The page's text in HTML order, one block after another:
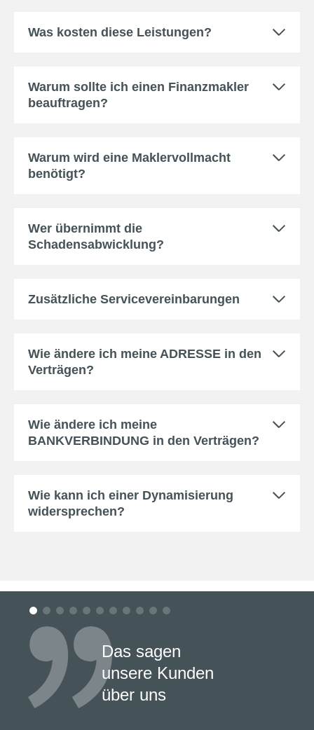
Was kosten diese Leistungen?
Warum sollte ich einen Finanzmakler
beauftragen?
Warum wird eine Maklervollmacht
benötigt?
Wer übernimmt die
Schadensabwicklung?
Zusätzliche Servicevereinbarungen
Wie ändere ich meine ADRESSE in den
Verträgen?
Wie ändere ich meine
BANKVERBINDUNG in den Verträgen?
Wie kann ich einer Dynamisierung
widersprechen?
Das sagen
unsere Kunden
über uns